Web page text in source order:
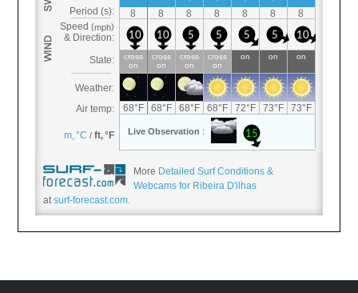
More Detailed Surf Conditions &
Webcams for Ribeira D'ilhas
atsurf-forecast.com.